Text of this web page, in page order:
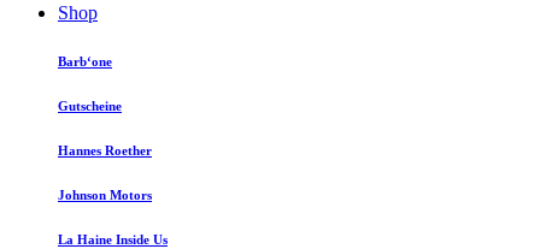
Shop
Barb‘one
Gutscheine
Hannes Roether
Johnson Motors
La Haine Inside Us